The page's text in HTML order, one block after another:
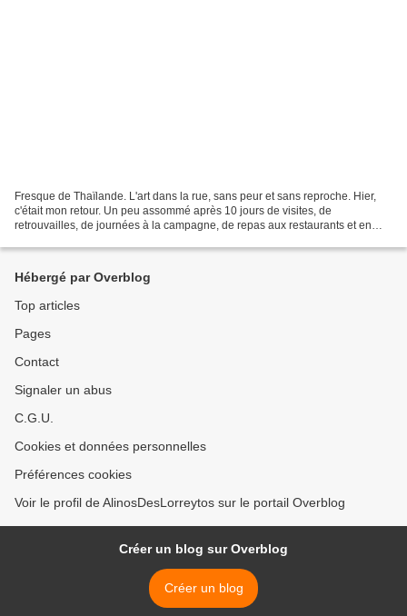
Fresque de Thaïlande. L'art dans la rue, sans peur et sans reproche. Hier,
c'était mon retour. Un peu assommé après 10 jours de visites, de
retrouvailles, de journées à la campagne, de repas aux restaurants et en
Hébergé par Overblog
Top articles
Pages
Contact
Signaler un abus
C.G.U.
Cookies et données personnelles
Préférences cookies
Voir le profil de AlinosDesLorreytos sur le portail Overblog
Créer un blog sur Overblog
Créer un blog